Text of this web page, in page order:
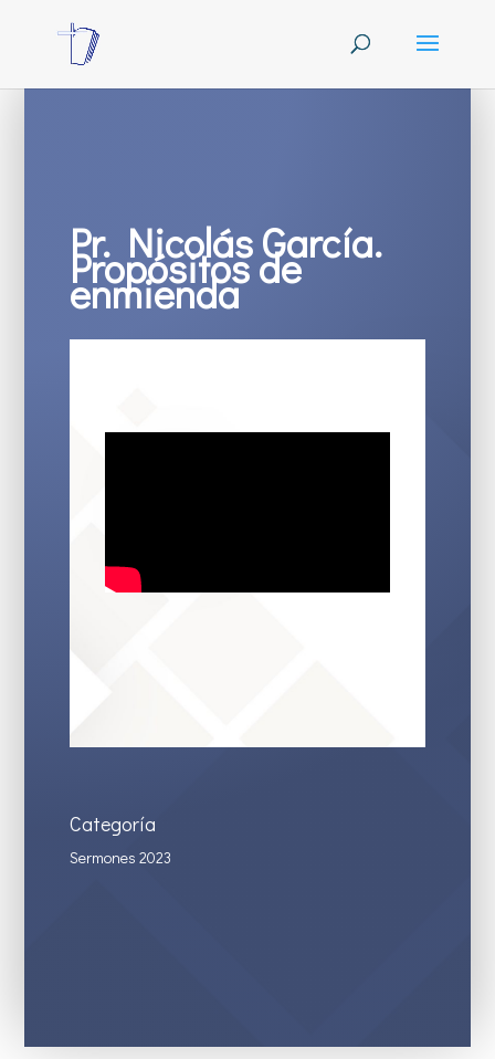
Pr. Nicolás García.
Propósitos de
enmienda
Categoría
Sermones 2023